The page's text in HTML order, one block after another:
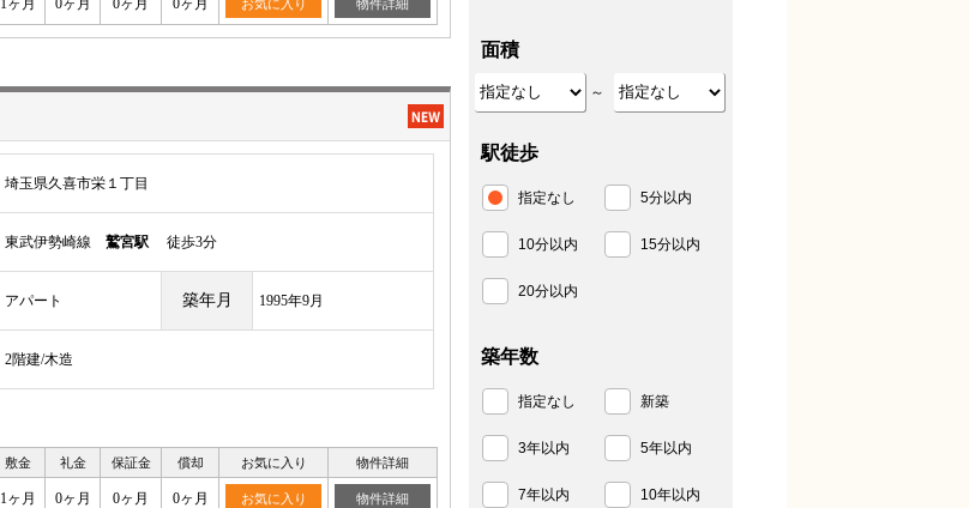
1ヶ月 0ヶ月 0ヶ月 0ヶ月 お気に入り 物件詳細
埼玉県久喜市栄１丁目
東武伊勢崎線 鷲宮駅 徒歩3分
アパート 築年月 1995年9月
2階建/木造
敷金 礼金 保証金 償却 お気に入り 物件詳細
1ヶ月 0ヶ月 0ヶ月 0ヶ月 お気に入り 物件詳細
面積
～
駅徒歩
指定なし 5分以内
10分以内 15分以内
20分以内
築年数
指定なし 新築
3年以内 5年以内
7年以内 10年以内